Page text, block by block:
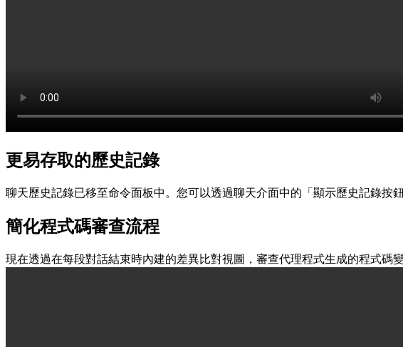
更易存取的歷史記錄
聊天歷史記錄已移至命令面板中。您可以透過聊天介面中的「顯示歷史記錄按
簡化程式碼審查流程
現在透過在每段對話結束時內建的差異比對視圖，審查代理程式生成的程式碼